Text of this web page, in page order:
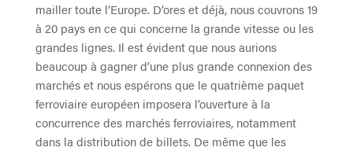
mailler toute l’Europe. D’ores et déjà, nous couvrons 19
à 20 pays en ce qui concerne la grande vitesse ou les
grandes lignes. Il est évident que nous aurions
beaucoup à gagner d’une plus grande connexion des
marchés et nous espérons que le quatrième paquet
ferroviaire européen imposera l’ouverture à la
concurrence des marchés ferroviaires, notamment
dans la distribution de billets. De même que les